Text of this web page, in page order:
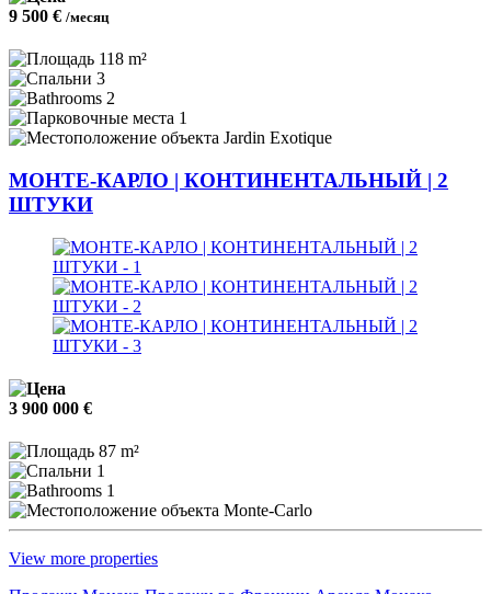
9 500 € /месяц
118 m²
3
2
1
Jardin Exotique
МОНТЕ-КАРЛО | КОНТИНЕНТАЛЬНЫЙ | 2
ШТУКИ
3 900 000 €
87 m²
1
1
Monte-Carlo
View more properties